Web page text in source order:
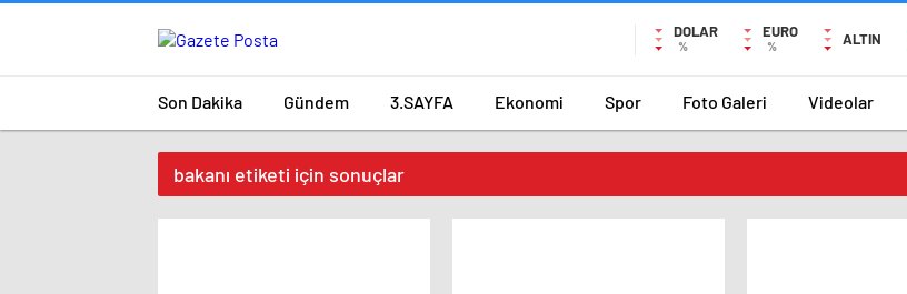
DOLAR
%
EURO
% ALTIN
Son Dakika Gündem 3.SAYFA Ekonomi Spor Foto Galeri Videolar
bakanı etiketi için sonuçlar